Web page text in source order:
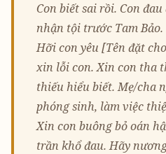
Con biết sai rồi. Con
nhận tội trước Tam Bảo.
Hỡi con yêu [Tên đặt
xin lỗi con. Xin con tha
thiếu hiểu biết. Mẹ/cha
phóng sinh, làm việc
Xin con buông bỏ oán
trần khổ đau. Hãy